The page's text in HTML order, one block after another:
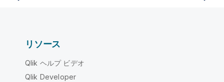
リソース
Qlik ヘルプ ビデオ
Qlik Developer